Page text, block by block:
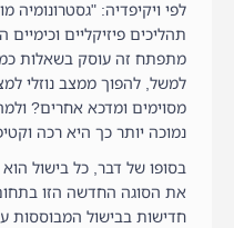
לפי ויקיפדיה: "גסטרונומיה
תהליכים פיזיקליים
מתפתח זה עוסק בשאלות
למשל, להפוך ממצב נוזלי
מסוימים ומדכא אחרים?
נמוכה יותר כך היא רכה
בסופו של דבר, כל בישול הוא
את הסוגה החדשה הזו
חדישות בבישול המבוססות